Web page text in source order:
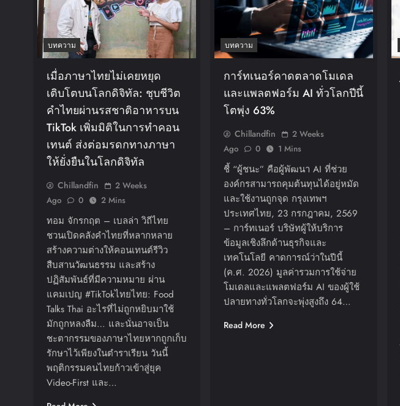
บทความ
เมื่อภาษาไทยไม่เคยหยุด
เติบโตบนโลกดิจิทัล: ชุบชีวิต
คำไทยผ่านรสชาติอาหารบน
TikTok เพิ่มมิติในการทำคอน
เทนต์ ส่งต่อมรดกทางภาษา
ให้ยั่งยืนในโลกดิจิทัล
Chillandfin
2 Weeks
Ago
0 2 Mins
ทอม จักรกฤต – เบลล่า วิถีไทย
ชวนเปิดคลังคำไทยที่หลากหลาย
สร้างความต่างให้คอนเทนต์รีวิว
สืบสานวัฒนธรรม และสร้าง
ปฏิสัมพันธ์ที่มีความหมาย ผ่าน
แคมเปญ #TikTokไทยไทย: Food
Talks Thai อะไรที่ไม่ถูกหยิบมาใช้
มักถูกหลงลืม… และนั่นอาจเป็น
ชะตากรรมของภาษาไทยหากถูกเก็บ
รักษาไว้เพียงในตำราเรียน วันนี้
พฤติกรรมคนไทยก้าวเข้าสู่ยุค
Video-First และ…
บทความ
การ์ทเนอร์คาดตลาดโมเดล
และแพลตฟอร์ม AI ทั่วโลกปีนี้
โตพุ่ง 63%
Chillandfin
2 Weeks
Ago
0 1 Mins
ชี้ “ผู้ชนะ” คือผู้พัฒนา AI ที่ช่วย
องค์กรสามารถคุมต้นทุนได้อยู่หมัด
และใช้งานถูกจุด กรุงเทพฯ
ประเทศไทย, 23 กรกฎาคม, 2569
– การ์ทเนอร์ บริษัทผู้ให้บริการ
ข้อมูลเชิงลึกด้านธุรกิจและ
เทคโนโลยี คาดการณ์ว่าในปีนี้
(ค.ศ. 2026) มูลค่ารวมการใช้จ่าย
โมเดลและแพลตฟอร์ม AI ของผู้ใช้
ปลายทางทั่วโลกจะพุ่งสูงถึง 64…
Read More